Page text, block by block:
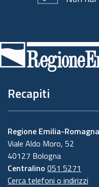
di
pagina
Recapiti
Regione Emilia-Romagna
Viale Aldo Moro, 52
40127 Bologna
Centralino 051 5271
Cerca telefoni o indirizzi